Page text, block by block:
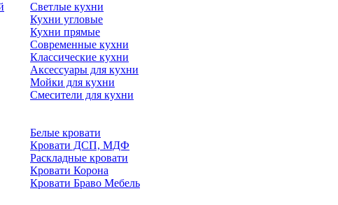
Светлые кухни
Кухни угловые
Кухни прямые
Современные кухни
Классические кухни
Аксессуары для кухни
Мойки для кухни
Смесители для кухни
Белые кровати
Кровати ДСП, МДФ
Раскладные кровати
Кровати Корона
Кровати Браво Мебель